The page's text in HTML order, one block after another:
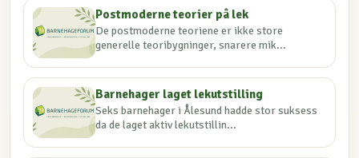
Postmoderne teorier på lek
De postmoderne teoriene er ikke store
generelle teoribygninger, snarere mik...
Barnehager laget lekutstilling
Seks barnehager i Ålesund hadde stor suksess
da de laget aktiv lekutstillin...